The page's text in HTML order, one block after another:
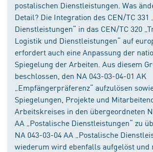
postalischen Dienstleistungen. Was
Detail? Die Integration des CEN/TC 331
Dienstleistungen“ in das CEN/TC 320
Logistik und Dienstleistungen“ auf
erfordert auch eine Anpassung der
Spiegelung der Arbeiten. Aus diesem
beschlossen, den NA 043-03-04-01 AK
„Empfängerpräferenz“ aufzulösen
Spiegelungen, Projekte und
Arbeitskreises in den übergeordneten
AA „Postalische Dienstleistungen“ zu
NA 043-03-04 AA „Postalische
wiederum wird ebenfalls aufgelöst